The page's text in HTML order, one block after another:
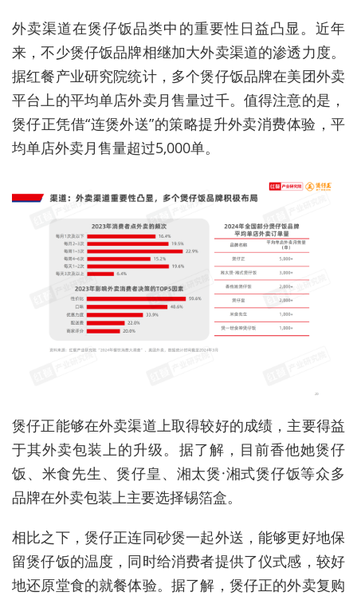
外卖渠道在煲仔饭品类中的重要性日益凸显。近年
来，不少煲仔饭品牌相继加大外卖渠道的渗透力度。
据红餐产业研究院统计，多个煲仔饭品牌在美团外卖
平台上的平均单店外卖月售量过千。值得注意的是，
煲仔正凭借“连煲外送”的策略提升外卖消费体验，平
均单店外卖月售量超过5,000单。
煲仔正能够在外卖渠道上取得较好的成绩，主要得益
于其外卖包装上的升级。据了解，目前香他她煲仔
饭、米食先生、煲仔皇、湘太煲·湘式煲仔饭等众多
品牌在外卖包装上主要选择锡箔盒。
相比之下，煲仔正连同砂煲一起外送，能够更好地保
留煲仔饭的温度，同时给消费者提供了仪式感，较好
地还原堂食的就餐体验。据了解，煲仔正的外卖复购